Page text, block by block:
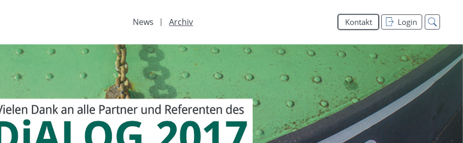
Kontakt Login
News Archiv